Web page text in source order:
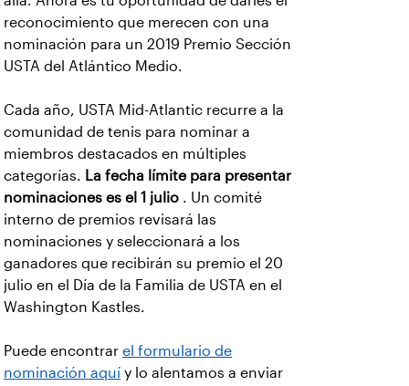
reconocimiento que merecen con una
nominación para un 2019 Premio Sección
USTA del Atlántico Medio.
Cada año, USTA Mid-Atlantic recurre a la
comunidad de tenis para nominar a
miembros destacados en múltiples
categorías. La fecha límite para presentar
nominaciones es el 1 julio . Un comité
interno de premios revisará las
nominaciones y seleccionará a los
ganadores que recibirán su premio el 20
julio en el Día de la Familia de USTA en el
Washington Kastles.
Puede encontrar el formulario de
nominación aquí y lo alentamos a enviar